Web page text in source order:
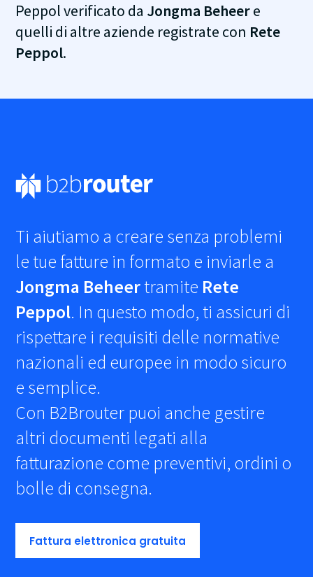
Peppol verificato da Jongma Beheere
quelli di altre aziende registrate con Rete
Peppol.
Ti aiutiamo a creare senza problemi
le tue fatture in formato e inviarle a
Jongma Beheertramite Rete
Peppol. In questo modo, ti assicuri di
rispettare i requisiti delle normative
nazionali ed europee in modo sicuro
e semplice.
Con B2Brouter puoi anche gestire
altri documenti legati alla
fatturazione come preventivi, ordini o
bolle di consegna.
Fattura elettronica gratuita